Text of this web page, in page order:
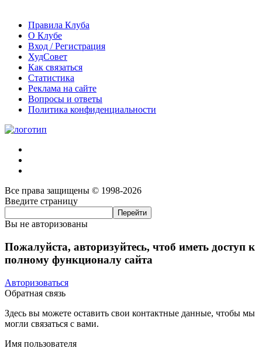
Правила Клуба
О Клубе
Вход / Регистрация
ХудСовет
Как связаться
Статистика
Реклама на сайте
Вопросы и ответы
Политика конфиденциальности
Все права защищены © 1998-2026
Введите страницу
Вы не авторизованы
Пожалуйста, авторизуйтесь, чтоб иметь доступ к
полному функционалу сайта
Авторизоваться
Обратная связь
Здесь вы можете оставить свои контактные данные, чтобы мы
могли связаться с вами.
Имя пользователя